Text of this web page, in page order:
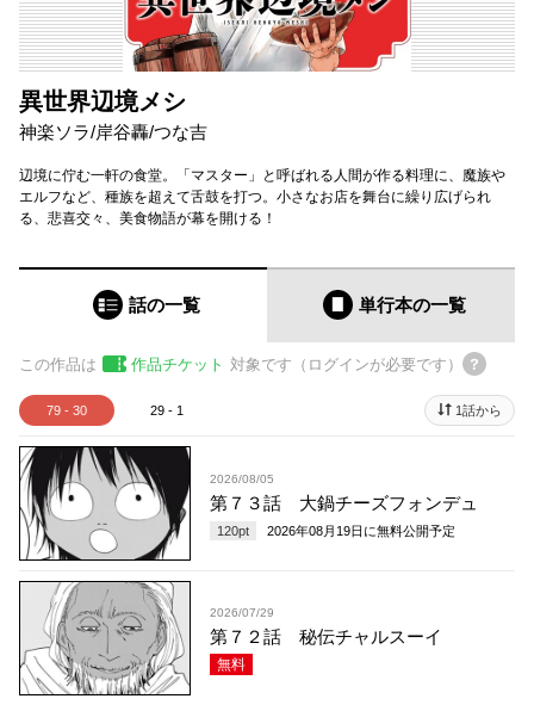
異世界辺境メシ
神楽ソラ/岸谷轟/つな吉
辺境に佇む一軒の食堂。「マスター」と呼ばれる人間が作る料理に、魔族や
エルフなど、種族を超えて舌鼓を打つ。小さなお店を舞台に繰り広げられ
る、悲喜交々、美食物語が幕を開ける！
話の一覧 単行本の一覧
この作品は 作品チケット 対象です（ログインが必要です）
79 - 30 29 - 1 1話から
2026/08/05
第７３話 大鍋チーズフォンデュ
120pt 2026年08月19日 に無料公開予定
2026/07/29
第７２話 秘伝チャルスーイ
無料